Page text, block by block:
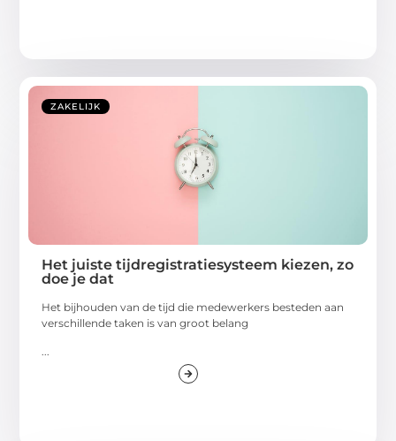
ZAKELIJK
Het juiste tijdregistratiesysteem kiezen, zo
doe je dat
Het bijhouden van de tijd die medewerkers besteden aan
verschillende taken is van groot belang
...